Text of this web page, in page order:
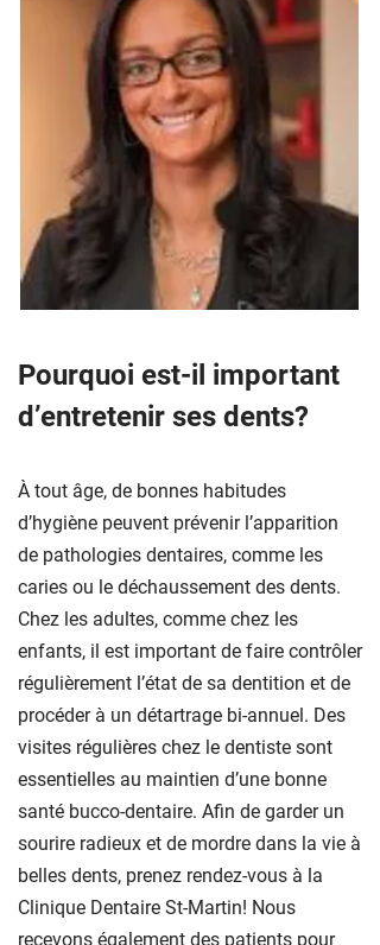
Pourquoi est-il important
d’entretenir ses dents?
À tout âge, de bonnes habitudes
d’hygiène peuvent prévenir l’apparition
de pathologies dentaires, comme les
caries ou le déchaussement des dents.
Chez les adultes, comme chez les
enfants, il est important de faire contrôler
régulièrement l’état de sa dentition et de
procéder à un détartrage bi-annuel. Des
visites régulières chez le dentiste sont
essentielles au maintien d’une bonne
santé bucco-dentaire. Afin de garder un
sourire radieux et de mordre dans la vie à
belles dents, prenez rendez-vous à la
Clinique Dentaire St-Martin! Nous
recevons également des patients pour